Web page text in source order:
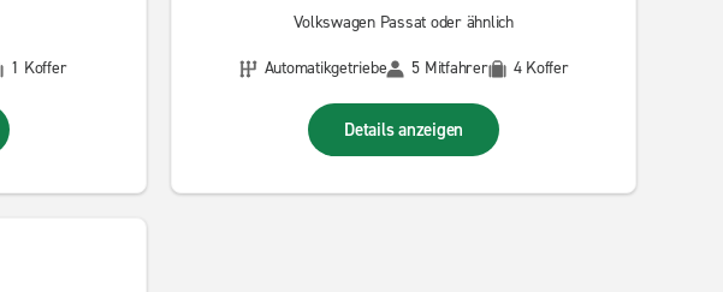
1 Koffer
Volkswagen Passat oder ähnlich
Automatikgetriebe
5 Mitfahrer 4 Koffer
Details anzeigen